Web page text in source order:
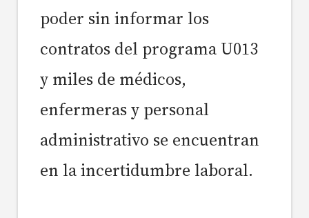
poder sin informar los
contratos del programa U013
y miles de médicos,
enfermeras y personal
administrativo se encuentran
en la incertidumbre laboral.